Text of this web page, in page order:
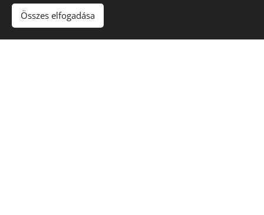
Összes elfogadása